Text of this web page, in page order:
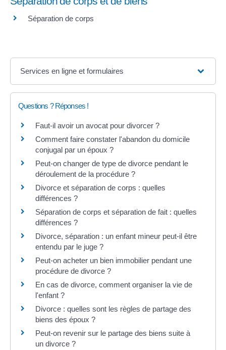
Séparation de corps
Services en ligne et formulaires
Questions ? Réponses !
Faut-il avoir un avocat pour divorcer ?
Comment faire constater l'abandon du domicile
conjugal par un époux ?
Peut-on changer de type de divorce pendant le
déroulement de la procédure ?
Divorce et séparation de corps : quelles
différences ?
Séparation de corps et séparation de fait : quelles
différences ?
Divorce, séparation : un enfant mineur peut-il être
entendu par le juge ?
Peut-on acheter un bien immobilier pendant une
procédure de divorce ?
En cas de divorce, comment organiser la vie de
l'enfant ?
Divorce : quelles sont les règles de partage des
biens des époux ?
Peut-on revenir sur le partage des biens suite à
un divorce ?